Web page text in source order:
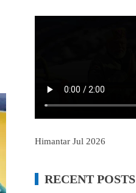
Himantar Jul 2026
RECENT POSTS